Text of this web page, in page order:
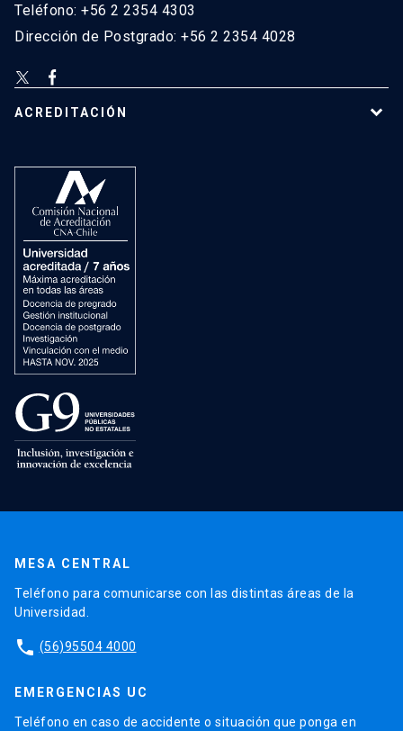
Teléfono: +56 2 2354 4303
Dirección de Postgrado: +56 2 2354 4028
ACREDITACIÓN
MESA CENTRAL
Teléfono para comunicarse con las distintas áreas de la
Universidad.
phone (56)95504 4000
EMERGENCIAS UC
Teléfono en caso de accidente o situación que ponga en